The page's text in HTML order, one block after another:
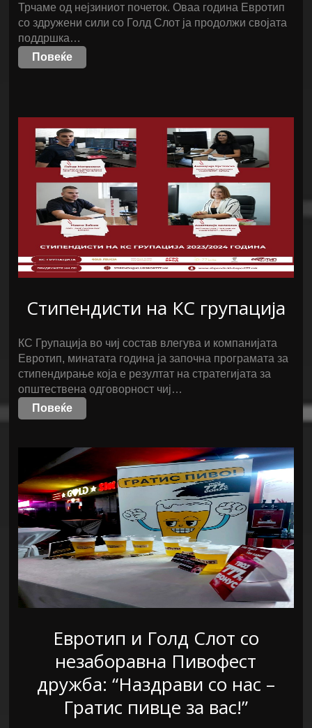
Трчаме од нејзиниот почеток. Оваа година Евротип
со здружени сили со Голд Слот ја продолжи својата
поддршка…
Повеќе
Стипендисти на КС групација
КС Групација во чиј состав влегува и компанијата
Евротип, минатата година ја започна програмата за
стипендирање која е резултат на стратегијата за
општествена одговорност чиј…
Повеќе
Евротип и Голд Слот со
незаборавна Пивофест
дружба: “Наздрави со нас –
Гратис пивце за вас!”